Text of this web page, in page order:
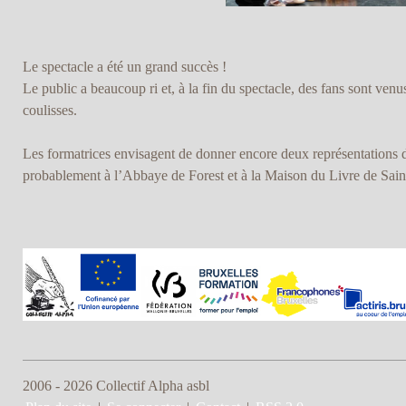
Le spectacle a été un grand succès !
Le public a beaucoup ri et, à la fin du spectacle, des fans sont
coulisses.
Les formatrices envisagent de donner encore deux représentations
probablement à l’Abbaye de Forest et à la Maison du Livre de
2006 - 2026 Collectif Alpha asbl